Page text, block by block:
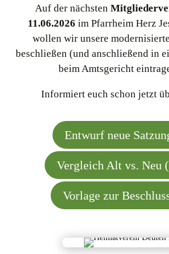
Auf der nächsten
11.06.2026 im Pfarrheim Herz
wollen wir unsere
beschließen (und anschließend in
beim Amtsgericht
Informiert euch schon jetzt
Entwurf neue
Vergleich Alt vs. Neu
Vorlage zur